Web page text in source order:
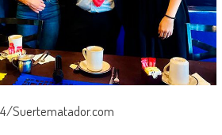
Suertematador.com